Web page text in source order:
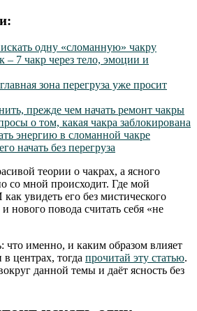
одну «сломанную» чакру
– 7 чакр через тело, эмоции и
зона перегруза уже просит
прежде чем начать ремонт чакры
о том, какая чакра заблокирована
энергию в сломанной чакре
начать без перегруза
теории о чакрах, а ясного
со мной происходит. Где мой
увидеть его без мистического
нового повода считать себя «не
что именно, и каким образом влияет
центрах, тогда прочитай эту статью.
данной темы и даёт ясность без